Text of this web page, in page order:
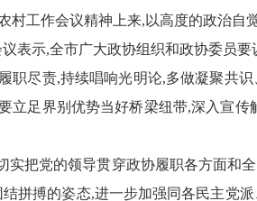
工作会议精神上来,以高度的政治自
表示,全市广大政协组织和政协委员
职尽责,持续唱响光明论,多做凝聚共
足界别优势当好桥梁纽带,深入宣
把党的领导贯穿政协履职各方面和
拼搏的姿态,进一步加强同各民主党